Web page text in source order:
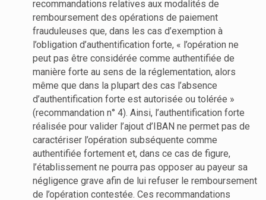
recommandations relatives aux modalités de
remboursement des opérations de paiement
frauduleuses que, dans les cas d’exemption à
l’obligation d’authentification forte, « l’opération ne
peut pas être considérée comme authentifiée de
manière forte au sens de la réglementation, alors
même que dans la plupart des cas l’absence
d’authentification forte est autorisée ou tolérée »
(recommandation n° 4). Ainsi, l’authentification forte
réalisée pour valider l’ajout d’IBAN ne permet pas de
caractériser l’opération subséquente comme
authentifiée fortement et, dans ce cas de figure,
l’établissement ne pourra pas opposer au payeur sa
négligence grave afin de lui refuser le remboursement
de l’opération contestée. Ces recommandations